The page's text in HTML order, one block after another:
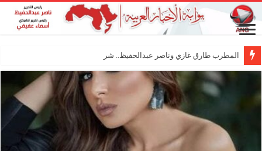
المطرب طارق غازي وناصر عبدالحفيظ.. شراكة فنية ترسم